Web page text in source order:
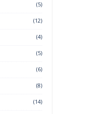
(5)
(12)
(4)
(5)
(6)
(8)
(14)